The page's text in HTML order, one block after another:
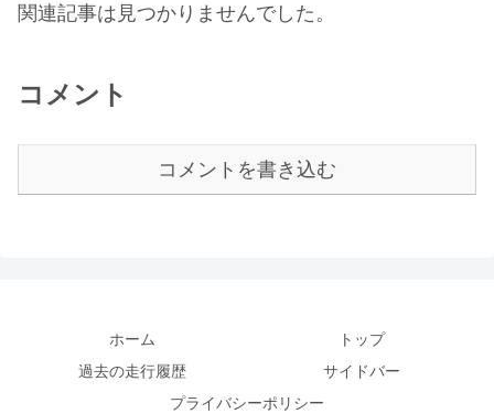
関連記事は見つかりませんでした。
コメント
コメントを書き込む
ホーム
トップ
過去の走行履歴
サイドバー
プライバシーポリシー